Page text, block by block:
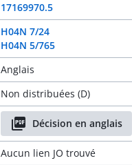
17169970.5
H04N 7/24
H04N 5/765
Anglais
Non distribuées (D)
Décision en anglais
Aucun lien JO trouvé